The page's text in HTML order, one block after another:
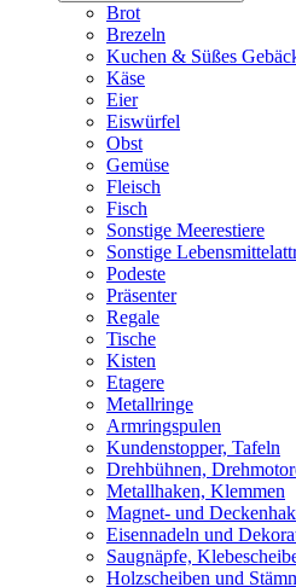
Brot
Brezeln
Kuchen & Süßes
Käse
Eier
Eiswürfel
Obst
Gemüse
Fleisch
Fisch
Sonstige Meerestiere
Sonstige
Podeste
Präsenter
Regale
Tische
Kisten
Etagere
Metallringe
Armringspulen
Kundenstopper, Tafeln
Drehbühnen,
Metallhaken, Klemmen
Magnet- und
Eisennadeln und
Saugnäpfe,
Holzscheiben und